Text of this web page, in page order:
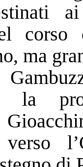
corso
ma
la